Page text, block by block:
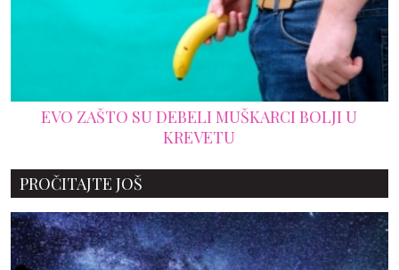
EVO ZAŠTO SU DEBELI MUŠKARCI BOLJI U
KREVETU
PROČITAJTE JOŠ